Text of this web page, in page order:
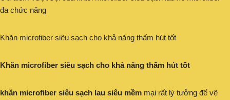
đa chức năng
Khăn microfiber siêu sạch cho khả năng thấm hút tốt
Khăn microfiber siêu sạch cho khả năng thấm hút tốt
khăn microfiber siêu sạch lau siêu mềm mại rất lý tưởng để vệ